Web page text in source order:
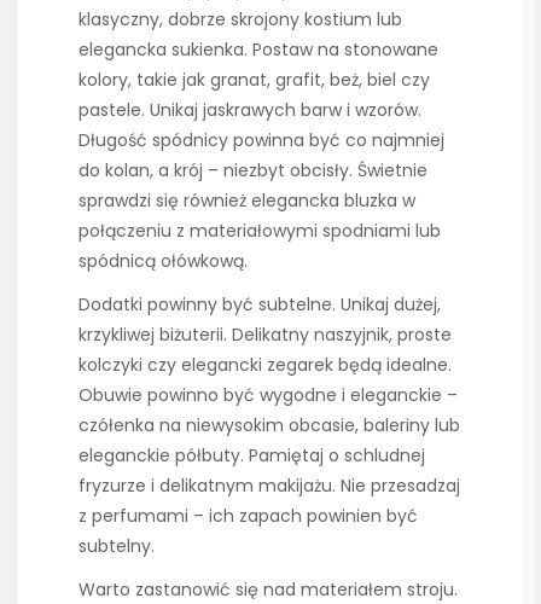
klasyczny, dobrze skrojony kostium lub
elegancka sukienka. Postaw na stonowane
kolory, takie jak granat, grafit, beż, biel czy
pastele. Unikaj jaskrawych barw i wzorów.
Długość spódnicy powinna być co najmniej
do kolan, a krój – niezbyt obcisły. Świetnie
sprawdzi się również elegancka bluzka w
połączeniu z materiałowymi spodniami lub
spódnicą ołówkową.
Dodatki powinny być subtelne. Unikaj dużej,
krzykliwej biżuterii. Delikatny naszyjnik, proste
kolczyki czy elegancki zegarek będą idealne.
Obuwie powinno być wygodne i eleganckie –
czółenka na niewysokim obcasie, baleriny lub
eleganckie półbuty. Pamiętaj o schludnej
fryzurze i delikatnym makijażu. Nie przesadzaj
z perfumami – ich zapach powinien być
subtelny.
Warto zastanowić się nad materiałem stroju.